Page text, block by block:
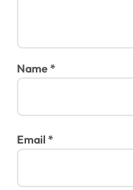
Name*
Email *